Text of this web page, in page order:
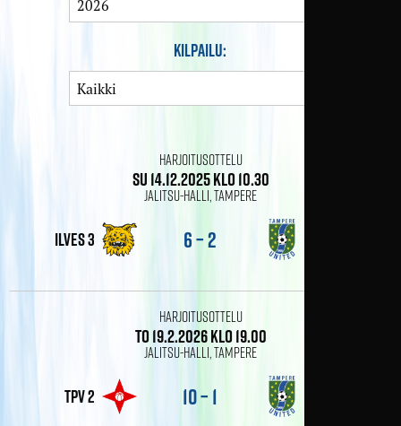
Kilpailu:
Harjoitusottelu
su 14.12.2025 klo 10.30
Jalitsu-halli, Tampere
Ilves 3 6 – 2
Harjoitusottelu
to 19.2.2026 klo 19.00
Jalitsu-halli, Tampere
TPV 2 10 – 1